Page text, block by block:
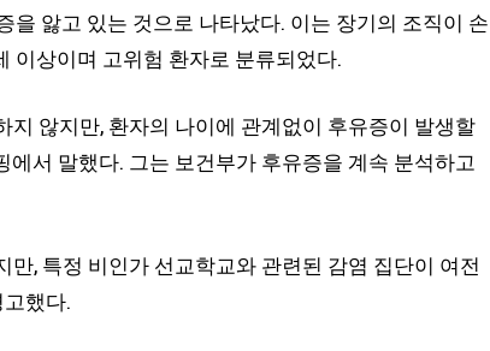
앓고 있는 것으로 나타났다. 이는 장기의 조직이 손
이상이며 고위험 환자로 분류되었다.
않지만, 환자의 나이에 관계없이 후유증이 발생할
서 말했다. 그는 보건부가 후유증을 계속 분석하고
, 특정 비인가 선교학교와 관련된 감염 집단이 여전
했다.